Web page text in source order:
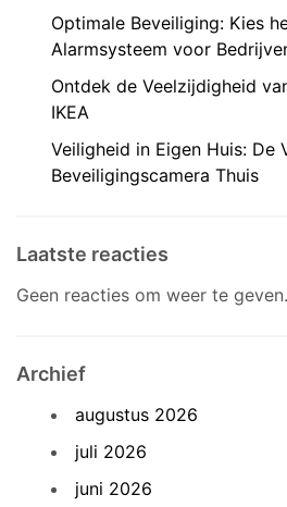
Optimale Beveiliging: Kies
Alarmsysteem voor
Ontdek de Veelzijdigheid
IKEA
Veiligheid in Eigen Huis: De
Beveiligingscamera Thuis
Laatste reacties
Geen reacties om weer te geven.
Archief
augustus 2026
juli 2026
juni 2026